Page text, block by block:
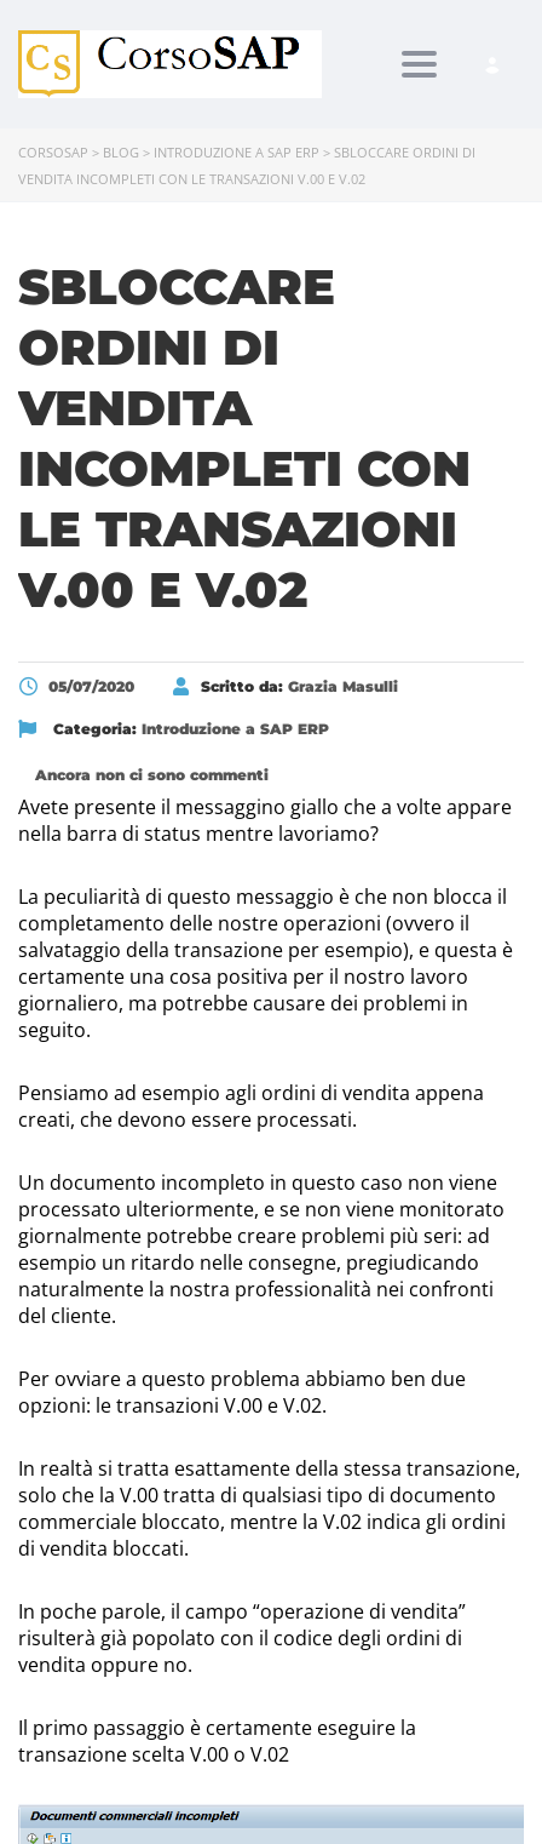
Toggle
CORSOSAP > BLOG > INTRODUZIONE A SAP ERP > SBLOCCARE ORDINI DI
VENDITA INCOMPLETI CON LE TRANSAZIONI V.00 E V.02
SBLOCCARE
ORDINI DI
VENDITA
INCOMPLETI CON
LE TRANSAZIONI
V.00 E V.02
05/07/2020 Scritto da: Grazia Masulli
Categoria: Introduzione a SAP ERP
Ancora non ci sono commenti
Avete presente il messaggino giallo che a volte appare
nella barra di status mentre lavoriamo?
La peculiarità di questo messaggio è che non blocca il
completamento delle nostre operazioni (ovvero il
salvataggio della transazione per esempio), e questa è
certamente una cosa positiva per il nostro lavoro
giornaliero, ma potrebbe causare dei problemi in
seguito.
Pensiamo ad esempio agli ordini di vendita appena
creati, che devono essere processati.
Un documento incompleto in questo caso non viene
processato ulteriormente, e se non viene monitorato
giornalmente potrebbe creare problemi più seri: ad
esempio un ritardo nelle consegne, pregiudicando
naturalmente la nostra professionalità nei confronti
del cliente.
Per ovviare a questo problema abbiamo ben due
opzioni: le transazioni V.00 e V.02.
In realtà si tratta esattamente della stessa transazione,
solo che la V.00 tratta di qualsiasi tipo di documento
commerciale bloccato, mentre la V.02 indica gli ordini
di vendita bloccati.
In poche parole, il campo “operazione di vendita”
risulterà già popolato con il codice degli ordini di
vendita oppure no.
Il primo passaggio è certamente eseguire la
transazione scelta V.00 o V.02